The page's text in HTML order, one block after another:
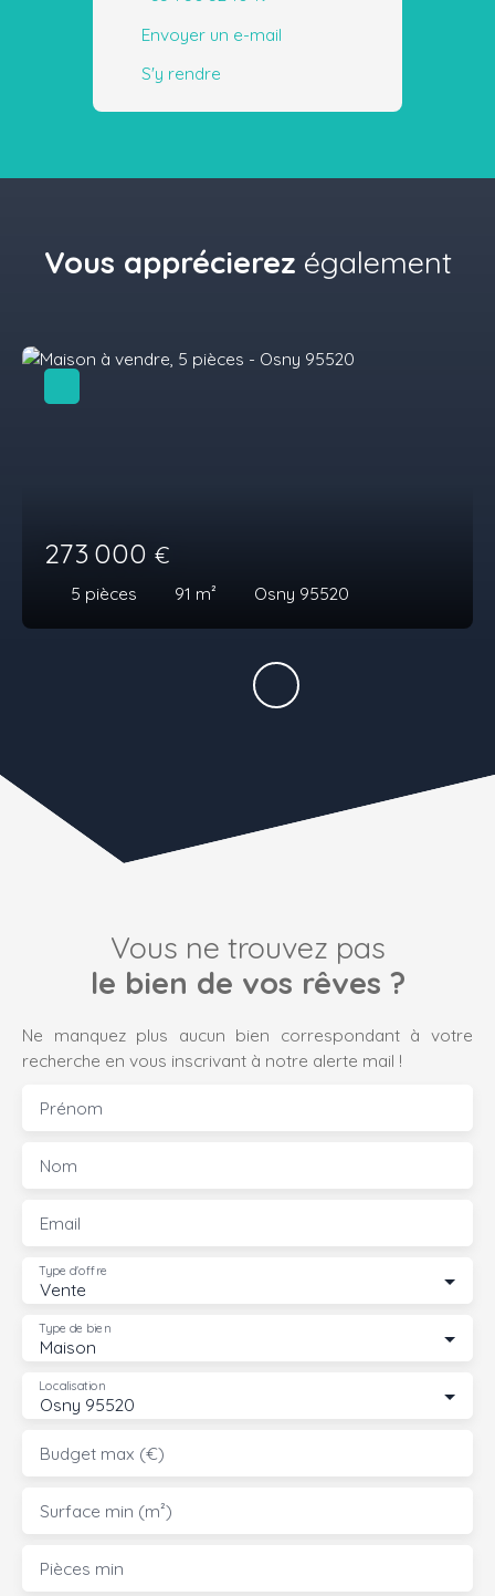
Envoyer un e-mail
S'y rendre
Vous apprécierez également
273 000 €
5 pièces 91 m² Osny 95520
Vous ne trouvez pas
le bien de vos rêves ?
Ne manquez plus aucun bien correspondant à votre
recherche en vous inscrivant à notre alerte mail !
Prénom
Nom
Email
Vente
Type d'offre
Maison
Type de bien
Osny 95520
Localisation
Budget max (€)
Surface min (m²)
Pièces min